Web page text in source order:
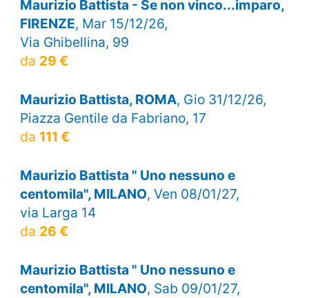
Maurizio Battista - Se non vinco...imparo,
FIRENZE, Mar 15/12/26,
Via Ghibellina, 99
da 29 €
Maurizio Battista, ROMA, Gio 31/12/26,
Piazza Gentile da Fabriano, 17
da 111 €
Maurizio Battista " Uno nessuno e
centomila", MILANO, Ven 08/01/27,
via Larga 14
da 26 €
Maurizio Battista " Uno nessuno e
centomila", MILANO, Sab 09/01/27,